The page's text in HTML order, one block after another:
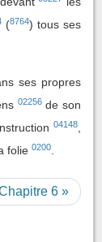
(8764) tous ses
ses propres
02256de son
04148
folie 0200
6 »